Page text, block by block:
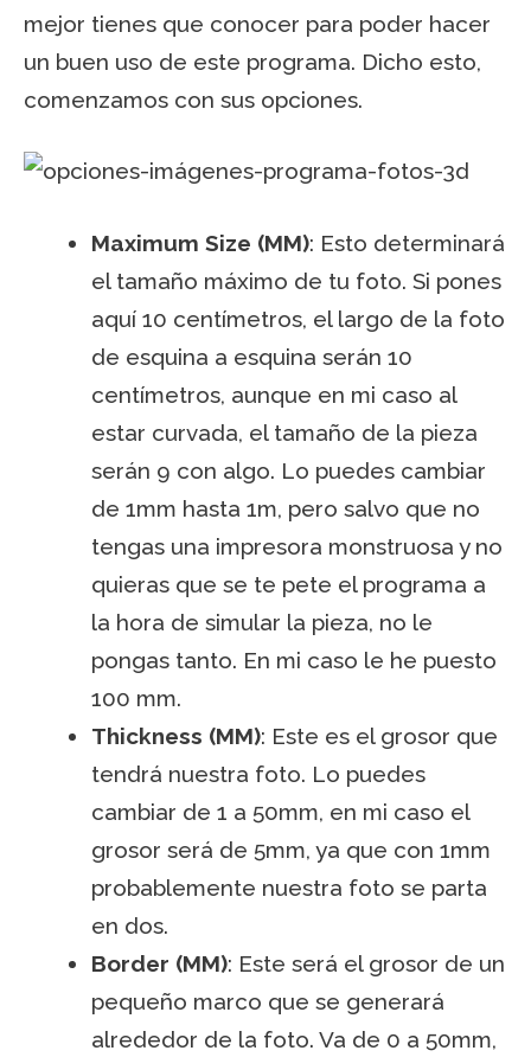
mejor tienes que conocer para poder hacer
un buen uso de este programa. Dicho esto,
comenzamos con sus opciones.
Maximum Size (MM): Esto determinará
el tamaño máximo de tu foto. Si pones
aquí 10 centímetros, el largo de la foto
de esquina a esquina serán 10
centímetros, aunque en mi caso al
estar curvada, el tamaño de la pieza
serán 9 con algo. Lo puedes cambiar
de 1mm hasta 1m, pero salvo que no
tengas una impresora monstruosa y no
quieras que se te pete el programa a
la hora de simular la pieza, no le
pongas tanto. En mi caso le he puesto
100 mm.
Thickness (MM): Este es el grosor que
tendrá nuestra foto. Lo puedes
cambiar de 1 a 50mm, en mi caso el
grosor será de 5mm, ya que con 1mm
probablemente nuestra foto se parta
en dos.
Border (MM): Este será el grosor de un
pequeño marco que se generará
alrededor de la foto. Va de 0 a 50mm,